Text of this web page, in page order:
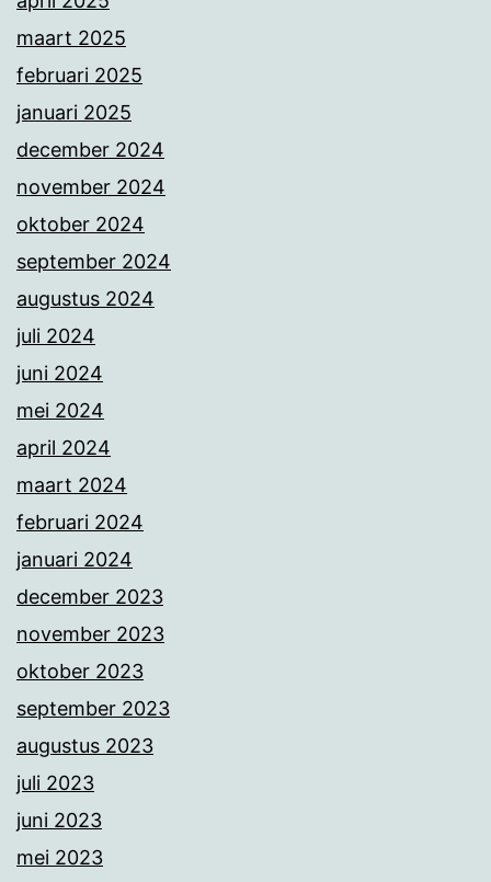
maart 2025
februari 2025
januari 2025
december 2024
november 2024
oktober 2024
september 2024
augustus 2024
juli 2024
juni 2024
mei 2024
april 2024
maart 2024
februari 2024
januari 2024
december 2023
november 2023
oktober 2023
september 2023
augustus 2023
juli 2023
juni 2023
mei 2023